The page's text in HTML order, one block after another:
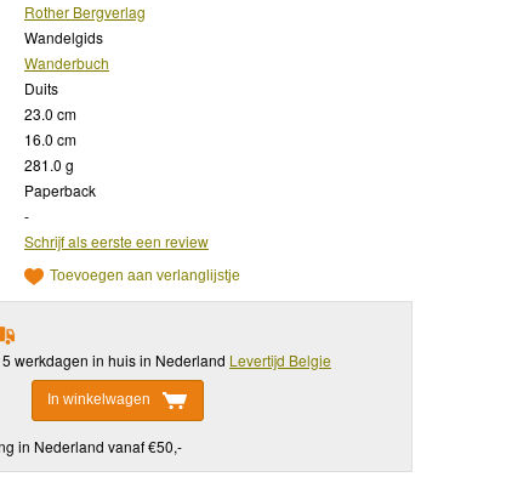
Rother Bergverlag
Wandelgids
Wanderbuch
Duits
23.0 cm
16.0 cm
281.0 g
Paperback
-
Schrijf als eerste een review
Toevoegen aan verlanglijstje
werkdagen in huis in Nederland Levertijd Belgie
In winkelwagen
in Nederland vanaf €50,-